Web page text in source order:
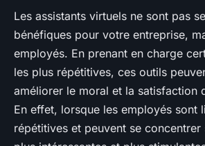
Les assistants virtuels ne sont pas
bénéfiques pour votre entreprise,
employés. En prenant en charge
les plus répétitives, ces outils
améliorer le moral et la satisfaction
En effet, lorsque les employés sont
répétitives et peuvent se concentrer